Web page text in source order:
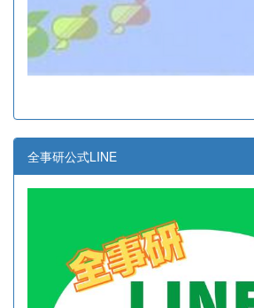
全事研公式LINE